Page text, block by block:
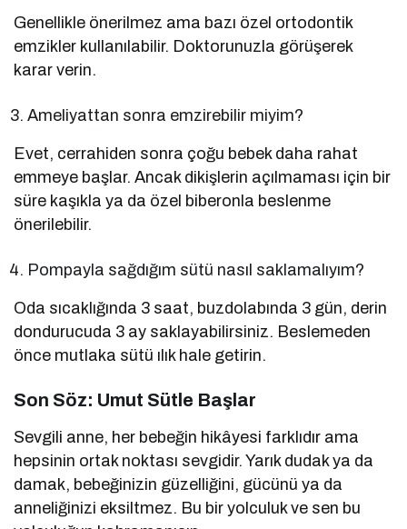
Genellikle önerilmez ama bazı özel ortodontik
emzikler kullanılabilir. Doktorunuzla görüşerek
karar verin.
Ameliyattan sonra emzirebilir miyim?
Evet, cerrahiden sonra çoğu bebek daha rahat
emmeye başlar. Ancak dikişlerin açılmaması için bir
süre kaşıkla ya da özel biberonla beslenme
önerilebilir.
Pompayla sağdığım sütü nasıl saklamalıyım?
Oda sıcaklığında 3 saat, buzdolabında 3 gün, derin
dondurucuda 3 ay saklayabilirsiniz. Beslemeden
önce mutlaka sütü ılık hale getirin.
Son Söz: Umut Sütle Başlar
Sevgili anne, her bebeğin hikâyesi farklıdır ama
hepsinin ortak noktası sevgidir. Yarık dudak ya da
damak, bebeğinizin güzelliğini, gücünü ya da
anneliğinizi eksiltmez. Bu bir yolculuk ve sen bu